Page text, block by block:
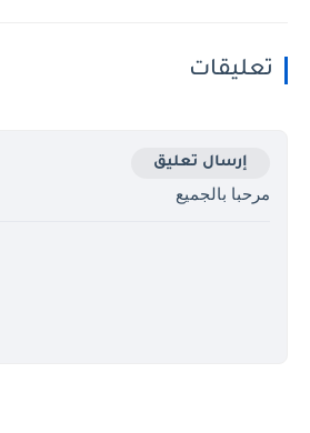
تعليقات
إرسال تعليق
مرحبا بالجميع